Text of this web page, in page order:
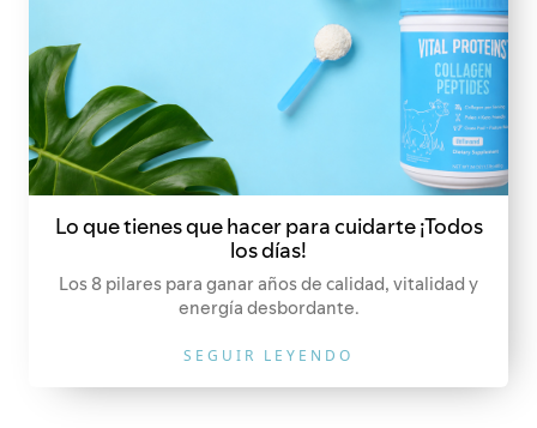
Lo que tienes que hacer para cuidarte ¡Todos
los días!
Los 8 pilares para ganar años de calidad, vitalidad y
energía desbordante.
SEGUIR LEYENDO